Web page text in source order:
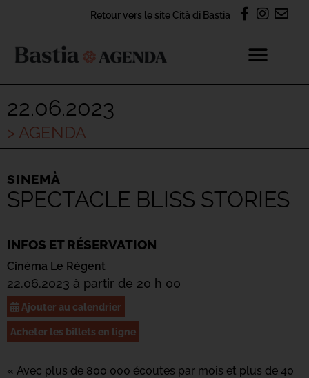
Retour vers le site Cità di Bastia
22.06.2023
> AGENDA
SINEMÀ
SPECTACLE BLISS STORIES
INFOS ET RÉSERVATION
Cinéma Le Régent
22.06.2023 à partir de 20 h 00
Ajouter au calendrier
Acheter les billets en ligne
« Avec plus de 800 000 écoutes par mois et plus de 40